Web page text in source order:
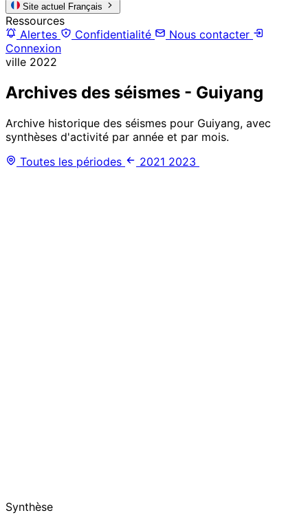
Site actuel Français
Ressources
Alertes
Confidentialité
Nous contacter
Connexion
ville 2022
Archives des séismes - Guiyang
Archive historique des séismes pour Guiyang, avec
synthèses d'activité par année et par mois.
Toutes les périodes
2021 2023
Synthèse